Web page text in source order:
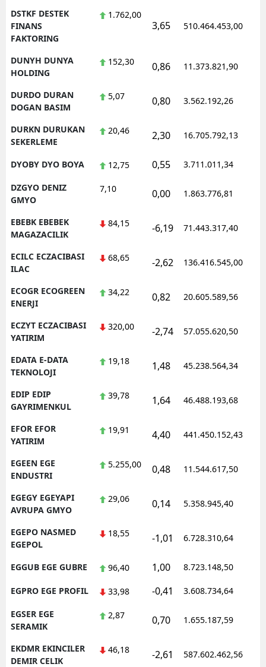
DSTKF DESTEK
FINANS
FAKTORING
1.762,00
3,65 510.464.453,00
DUNYH DUNYA
HOLDING
152,30 0,86 11.373.821,90
DURDO DURAN
DOGAN BASIM
5,07 0,80 3.562.192,26
DURKN DURUKAN
SEKERLEME
20,46 2,30 16.705.792,13
DYOBY DYO BOYA 12,75 0,55 3.711.011,34
DZGYO DENIZ
GMYO
7,10 0,00 1.863.776,81
EBEBK EBEBEK
MAGAZACILIK
84,15 -6,19 71.443.317,40
ECILC ECZACIBASI
ILAC
68,65 -2,62 136.416.545,00
ECOGR ECOGREEN
ENERJI
34,22 0,82 20.605.589,56
ECZYT ECZACIBASI
YATIRIM
320,00 -2,74 57.055.620,50
EDATA E-DATA
TEKNOLOJI
19,18 1,48 45.238.564,34
EDIP EDIP
GAYRIMENKUL
39,78 1,64 46.488.193,68
EFOR EFOR
YATIRIM
19,91 4,40 441.450.152,43
EGEEN EGE
ENDUSTRI
5.255,00 0,48 11.544.617,50
EGEGY EGEYAPI
AVRUPA GMYO
29,06 0,14 5.358.945,40
EGEPO NASMED
EGEPOL
18,55 -1,01 6.728.310,64
EGGUB EGE GUBRE 96,40 1,00 8.723.148,50
EGPRO EGE PROFIL 33,98 -0,41 3.608.734,64
EGSER EGE
SERAMIK
2,87 0,70 1.655.187,59
EKDMR EKINCILER
DEMIR CELIK
46,18 -2,61 587.602.462,56